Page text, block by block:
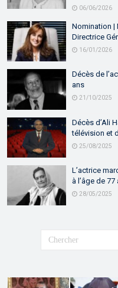
06/06/2026
Nomination |
Directrice
16/01/2026
Décès de
ans
21/10/2025
Décès d’Ali
télévision et
25/08/2025
L’actrice
à l’âge de 77
28/05/2025